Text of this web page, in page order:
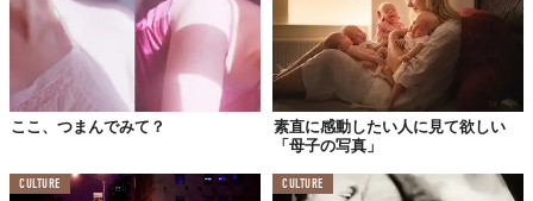
ここ、つまんでみて？
素直に感動したい人に見て欲しい
「母子の写真」
CULTURE CULTURE